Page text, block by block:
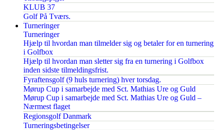
KLUB 37
Golf På Tværs.
Turneringer
Turneringer
Hjælp til hvordan man tilmelder sig og betaler for en turnering
i Golfbox
Hjælp til hvordan man sletter sig fra en turnering i Golfbox
inden sidste tilmeldingsfrist.
Fyraftensgolf (9 huls turnering) hver torsdag.
Mørup Cup i samarbejde med Sct. Mathias Ure og Guld
Mørup Cup i samarbejde med Sct. Mathias Ure og Guld –
Nærmest flaget
Regionsgolf Danmark
Turneringsbetingelser